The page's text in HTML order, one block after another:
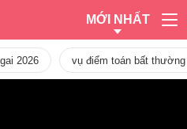
MỚI NHẤT
2026 vụ điểm toán bất